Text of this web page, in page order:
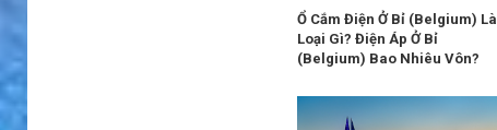
Ổ Cắm Điện Ở Bỉ (Belgium) Là
Loại Gì? Điện Áp Ở Bỉ
(Belgium) Bao Nhiêu Vôn?